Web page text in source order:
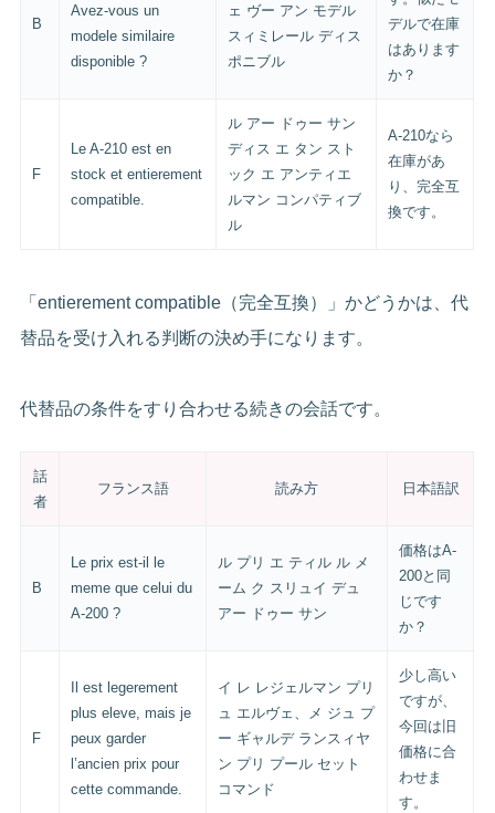
B
Avez-vous un
modele similaire
disponible ?
ェ ヴー アン モデル
スィミレール ディス
ポニブル
デルで在庫
はあります
か？
F
Le A-210 est en
stock et entierement
compatible.
ル アー ドゥー サン
ディス エ タン スト
ック エ アンティエ
ルマン コンパティブ
ル
A-210なら
在庫があ
り、完全互
換です。
「entierement compatible（完全互換）」かどうかは、代
替品を受け入れる判断の決め手になります。
代替品の条件をすり合わせる続きの会話です。
話
者
フランス語 読み方 日本語訳
B
Le prix est-il le
meme que celui du
A-200 ?
ル プリ エ ティル ル メ
ーム ク スリュイ デュ
アー ドゥー サン
価格はA-
200と同
じです
か？
F
Il est legerement
plus eleve, mais je
peux garder
l’ancien prix pour
cette commande.
イ レ レジェルマン プリ
ュ エルヴェ、メ ジュ プ
ー ギャルデ ランスィヤ
ン プリ プール セット
コマンド
少し高い
ですが、
今回は旧
価格に合
わせま
す。